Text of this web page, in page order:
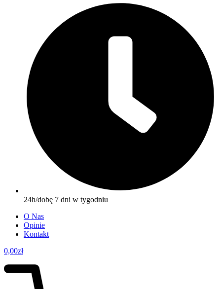
24h/dobę 7 dni w tygodniu
O Nas
Opinie
Kontakt
0,00zł